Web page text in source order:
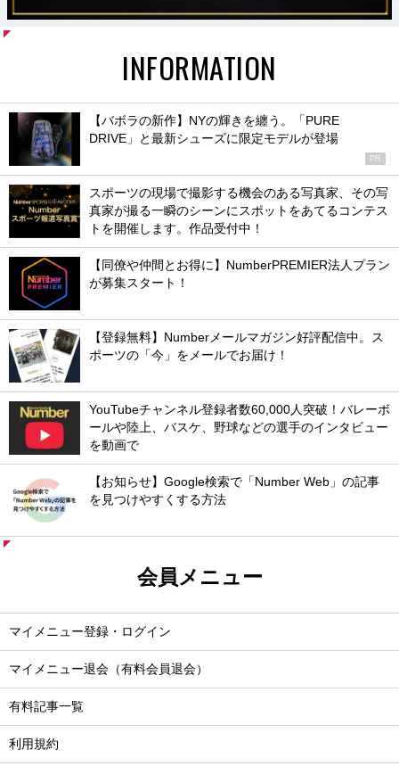
INFORMATION
【バボラの新作】NYの輝きを纏う。「PURE
DRIVE」と最新シューズに限定モデルが登場
PR
スポーツの現場で撮影する機会のある写真家、その写
真家が撮る一瞬のシーンにスポットをあてるコンテス
トを開催します。作品受付中！
【同僚や仲間とお得に】NumberPREMIER法人プラン
が募集スタート！
【登録無料】Numberメールマガジン好評配信中。ス
ポーツの「今」をメールでお届け！
YouTubeチャンネル登録者数60,000人突破！バレーボ
ールや陸上、バスケ、野球などの選手のインタビュー
を動画で
【お知らせ】Google検索で「Number Web」の記事
を見つけやすくする方法
会員メニュー
マイメニュー登録・ログイン
マイメニュー退会（有料会員退会）
有料記事一覧
利用規約